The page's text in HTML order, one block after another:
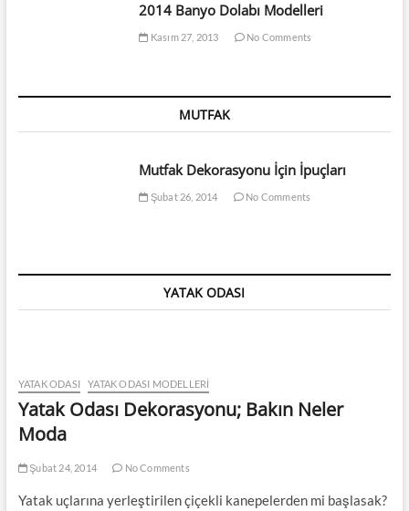
2014 Banyo Dolabı Modelleri
Kasım 27, 2013 No Comments
MUTFAK
Mutfak Dekorasyonu İçin İpuçları
Şubat 26, 2014 No Comments
YATAK ODASI
YATAK ODASI YATAK ODASI MODELLERI
Yatak Odası Dekorasyonu; Bakın Neler
Moda
Şubat 24, 2014 No Comments
Yatak uçlarına yerleştirilen çiçekli kanepelerden mi başlasak?